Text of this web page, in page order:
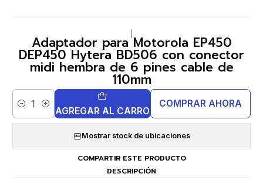
Adaptador para Motorola EP450
DEP450 Hytera BD506 con conector
midi hembra de 6 pines cable de
110mm
Cantidad AGREGAR AL CARRO
COMPRAR AHORA
Mostrar stock de ubicaciones
COMPARTIR ESTE PRODUCTO
DESCRIPCIÓN